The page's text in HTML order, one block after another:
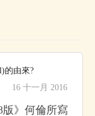
的由來?
16 十一月 2016
版》何倫所寫